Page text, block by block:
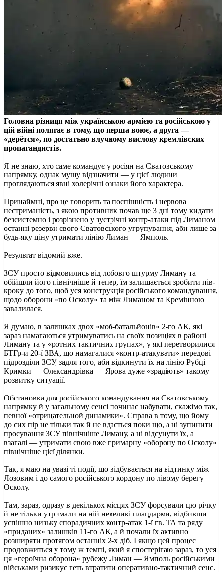
Головна різниця між українською армією та російською у
цій війні полягає в тому, що перша воює, а друга —
«дерётся», по достатьно влучному вислову кремлівских
пропагандистів.
Я не знаю, хто саме командує у росіян на Сватовському
напрямку, однак мушу відзначити — у цієї людини
проглядаються явні холерічні ознаки його характера.
Принаймні, про це говорить та поспішність і нервова
нестриманість, з якою противник почав ще 3 дні тому кидати
безсистемно і розрізнено у зустрічні контр-атаки під Лиманом
останні резерви свого Сватовського угрупування, аби лише за
будь-яку ціну утримати лінію Лиман — Ямполь.
Результат відомий вже.
ЗСУ просто відмовились від лобовго штурму Лиману та
обійшли його північніше й тепер, їм залишається зробити пів-
кроку до того, щоб уся конструкція російського командування,
щодо оборони «по Осколу» та між Лиманом та Кремінною
завалилася.
Я думаю, в залишках двох «моб-батальйонів» 2-го АК, які
зараз намагаються утримуватись на своїх позиціях в районі
Лиману та у «ротних тактичних групах», у які перетворилися
БТГр-и 20-ї ЗВА, що намагалися «контр-атакувати» передові
підрозділи ЗСУ, задля того, аби відкинути їх на лінію Рубці —
Кримки — Олександрівка — Ярова дуже «зрадіють» такому
розвитку ситуації.
Обстановка для російського командування на Сватовському
напрямку й у загальному сенсі починає набувати, скажімо так,
певної «отрицательной динамики». Справа в тому, що йому
до сих пір не тільки так й не вдається поки що, а ні зупинити
просування ЗСУ північніше Лиману, а ні відсунути їх, а
взагалі — утримати свою вже примарну «оборону по Осколу»
північніше цієї ділянки.
Так, я маю на увазі ті події, що відбувається на відтинку між
Лозовим і до самого російського кордону по лівому берегу
Осколу.
Там, зараз, одразу в декількох місцях ЗСУ форсували цю річку
й не тільки утримали на ній невеликі плацдарми, відбивши
успішно низьку спорадичних контр-атак 1-ї гв. ТА та ряду
«приданих» залишків 11-го АК, а й почали їх активно
розширяти протягом останніх 2-х діб. І якщо цей процес
продовжиться у тому ж темпі, який я спостерігаю зараз, то уся
ця «героїчна оборона» рубежу Лиман — Ямполь російськими
військами ризикує геть втратити оперативно-тактичний сенс.